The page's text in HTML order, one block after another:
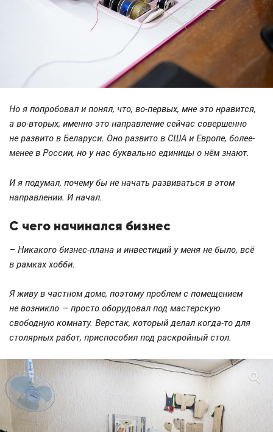
Но я попробовал и понял, что, во-первых, мне это нравится,
а во-вторых, именно это направление сейчас совершенно
не развито в Беларуси. Оно развито в США и Европе, более-
менее в России, но у нас буквально единицы о нём знают.
И я подумал, почему бы не начать развиваться в этом
направлении. И начал.
С чего начинался бизнес
– Никакого бизнес-плана и инвестиций у меня не было, всё
в рамках хобби.
Я живу в частном доме, поэтому проблем с помещением
не возникло — просто оборудовал под мастерскую
свободную комнату. Верстак, который делал когда-то для
столярных работ, приспособил под раскройный стол.